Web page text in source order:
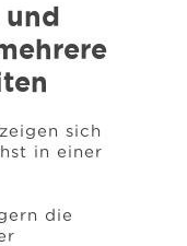
und
sich
in einer
die